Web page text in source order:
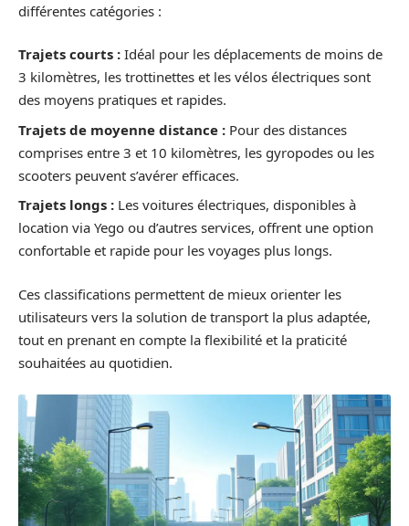
différentes catégories :
Trajets courts : Idéal pour les déplacements de moins de
3 kilomètres, les trottinettes et les vélos électriques sont
des moyens pratiques et rapides.
Trajets de moyenne distance : Pour des distances
comprises entre 3 et 10 kilomètres, les gyropodes ou les
scooters peuvent s’avérer efficaces.
Trajets longs : Les voitures électriques, disponibles à
location via Yego ou d’autres services, offrent une option
confortable et rapide pour les voyages plus longs.
Ces classifications permettent de mieux orienter les
utilisateurs vers la solution de transport la plus adaptée,
tout en prenant en compte la flexibilité et la praticité
souhaitées au quotidien.